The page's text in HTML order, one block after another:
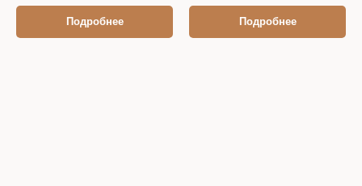
Подробнее Подробнее